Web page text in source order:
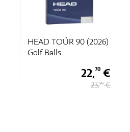
HEAD TOÜR 90 (2026)
Golf Balls
22,70€
23,90€